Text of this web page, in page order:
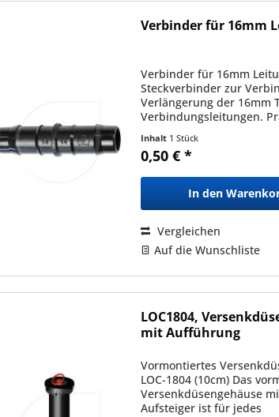
Verbinder für 16mm
Verbinder für 16mm
Steckverbinder zur
Verlängerung der 16mm
Verbindungsleitungen.
an denen Sie ein Formteil
möchten. Wichtiger
Inhalt 1 Stück
0,50 € *
In den
Vergleichen
Auf die Wunschliste
LOC1804,
mit Aufführung
Vormontiertes
LOC-1804 (10cm) Das
Versenkdüsengehäuse
Aufsteiger ist für jedes